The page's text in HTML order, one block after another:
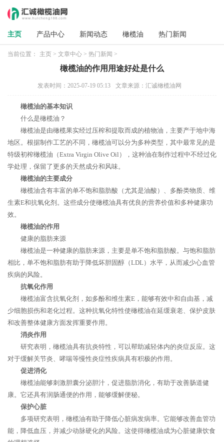
主页 产品中心 新闻动态 橄榄油 热门新闻
当前位置： 主页 > 文章中心 > 热门新闻 >
橄榄油的作用用途好处是什么
发表时间：2025-07-19 05:13 文章来源：汇诚橄榄油网
橄榄油的基本知识
什么是橄榄油？
橄榄油是由橄榄果实经过压榨和提取而成的植物油，主要产于地中海
地区。根据制作工艺的不同，橄榄油可以分为多种类型，其中最常见的是
特级初榨橄榄油（Extra Virgin Olive Oil），这种油在制作过程中不经过化
学处理，保留了更多的天然成分和风味。
橄榄油的主要成分
橄榄油含有丰富的单不饱和脂肪酸（尤其是油酸）、多酚类物质、维
生素E和抗氧化剂。这些成分使橄榄油具有优良的营养价值和多种健康功
效。
橄榄油的作用
健康的脂肪来源
橄榄油是一种健康的脂肪来源，主要是单不饱和脂肪酸。与饱和脂肪
相比，单不饱和脂肪有助于降低坏胆固醇（LDL）水平，从而减少心血管
疾病的风险。
抗氧化作用
橄榄油富含抗氧化剂，如多酚和维生素E，能够有效中和自由基，减
少细胞损伤和老化过程。这种抗氧化特性使橄榄油在延缓衰老、保护皮肤
和改善整体健康方面发挥重要作用。
消炎作用
研究表明，橄榄油具有抗炎特性，可以帮助减轻体内的炎症反应。这
对于缓解关节炎、哮喘等慢性炎症性疾病具有积极的作用。
促进消化
橄榄油能够刺激胆囊分泌胆汁，促进脂肪消化，有助于改善肠道健
康。它还具有润肠通便的作用，能够缓解便秘。
保护心脏
多项研究表明，橄榄油有助于降低心脏病发病率。它能够改善血管功
能，降低血压，并减少动脉硬化的风险。这使得橄榄油成为心脏健康饮食